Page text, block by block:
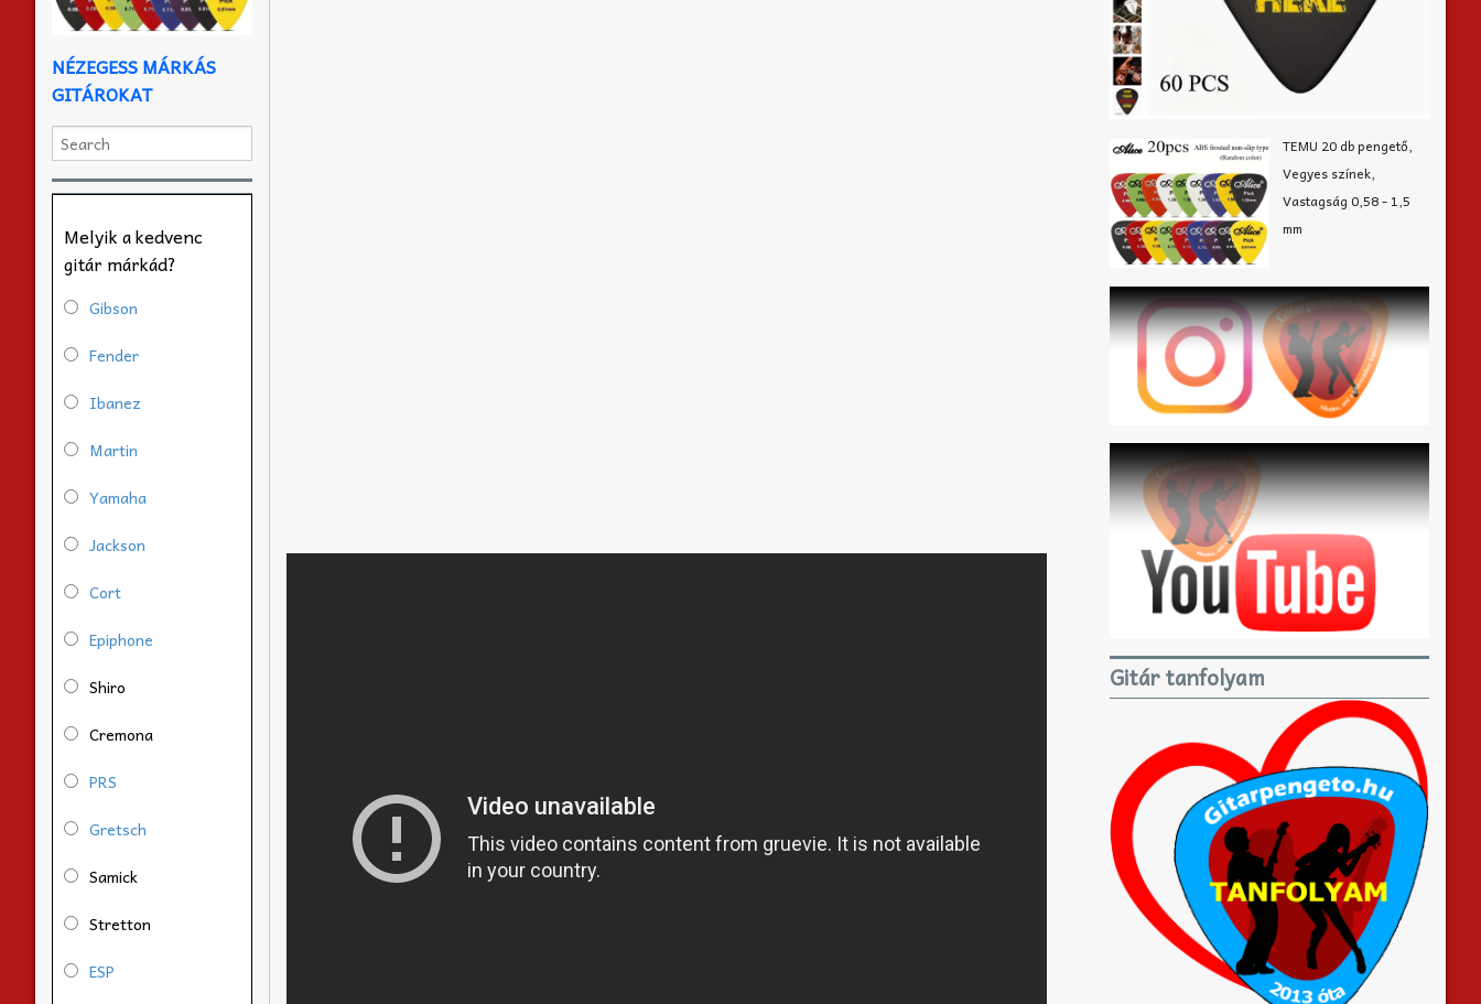
NÉZEGESS MÁRKÁS
GITÁROKAT
Melyik a kedvenc
gitár márkád?
Gibson
Fender
Ibanez
Martin
Yamaha
Jackson
Cort
Epiphone
Shiro
Cremona
PRS
Gretsch
Samick
Stretton
ESP
TEMU 20 db pengető,
Vegyes színek,
Vastagság 0,58 - 1,5
mm
Gitár tanfolyam